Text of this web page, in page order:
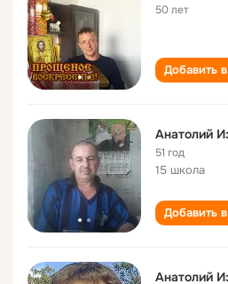
50 лет
Добавить
Анатолий
51 год
15 школа
Добавить
Анатолий